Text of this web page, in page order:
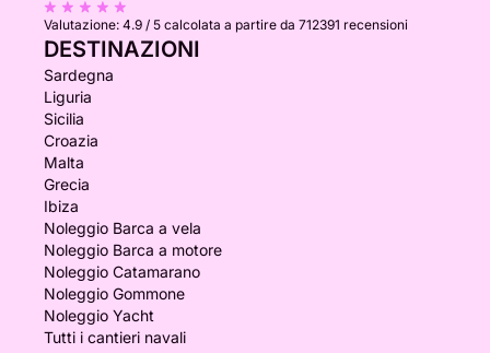
Valutazione: 4.9 / 5 calcolata a partire da 712391 recensioni
DESTINAZIONI
Sardegna
Liguria
Sicilia
Croazia
Malta
Grecia
Ibiza
Noleggio Barca a vela
Noleggio Barca a motore
Noleggio Catamarano
Noleggio Gommone
Noleggio Yacht
Tutti i cantieri navali